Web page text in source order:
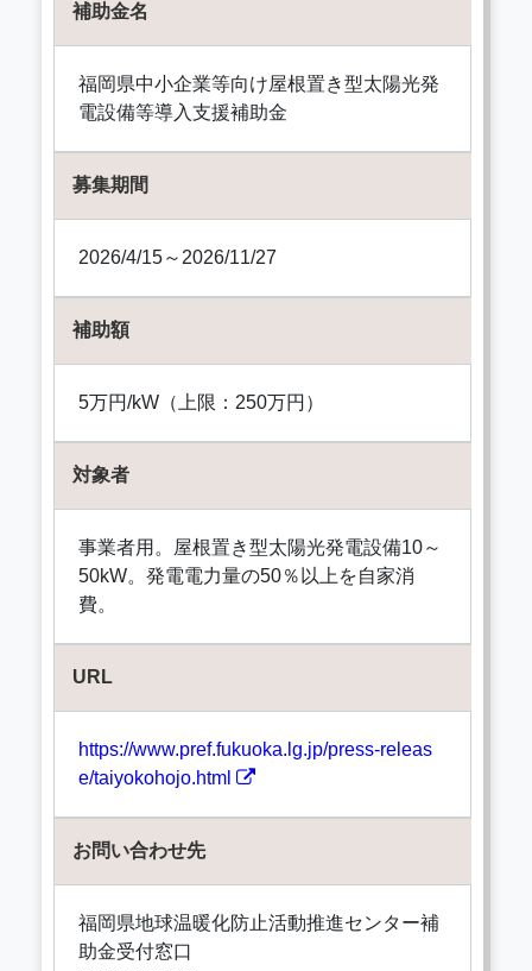
補助金名
福岡県中小企業等向け屋根置き型太陽光発
電設備等導入支援補助金
募集期間
2026/4/15～2026/11/27
補助額
5万円/kW（上限：250万円）
対象者
事業者用。屋根置き型太陽光発電設備10～
50kW。発電電力量の50％以上を自家消
費。
URL
https://www.pref.fukuoka.lg.jp/press-releas
e/taiyokohojo.html
お問い合わせ先
福岡県地球温暖化防止活動推進センター補
助金受付窓口